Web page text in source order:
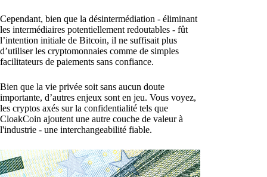
Cependant, bien que la désintermédiation - éliminant
les intermédiaires potentiellement redoutables - fût
l’intention initiale de Bitcoin, il ne suffisait plus
d’utiliser les cryptomonnaies comme de simples
facilitateurs de paiements sans confiance.
Bien que la vie privée soit sans aucun doute
importante, d’autres enjeux sont en jeu. Vous voyez,
les cryptos axés sur la confidentialité tels que
CloakCoin ajoutent une autre couche de valeur à
l'industrie - une interchangeabilité fiable.